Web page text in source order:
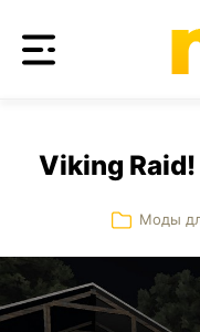
Viking
Моды